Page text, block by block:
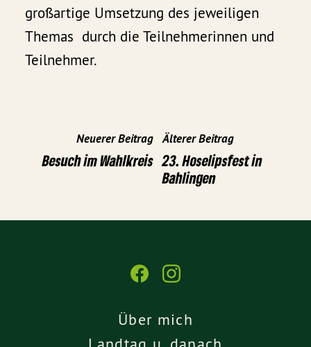
großartige Umsetzung des jeweiligen
Themas durch die Teilnehmerinnen und
Teilnehmer.
Neuerer Beitrag
Besuch im Wahlkreis
Älterer Beitrag
23. Hoselipsfest in
Bahlingen
Über mich